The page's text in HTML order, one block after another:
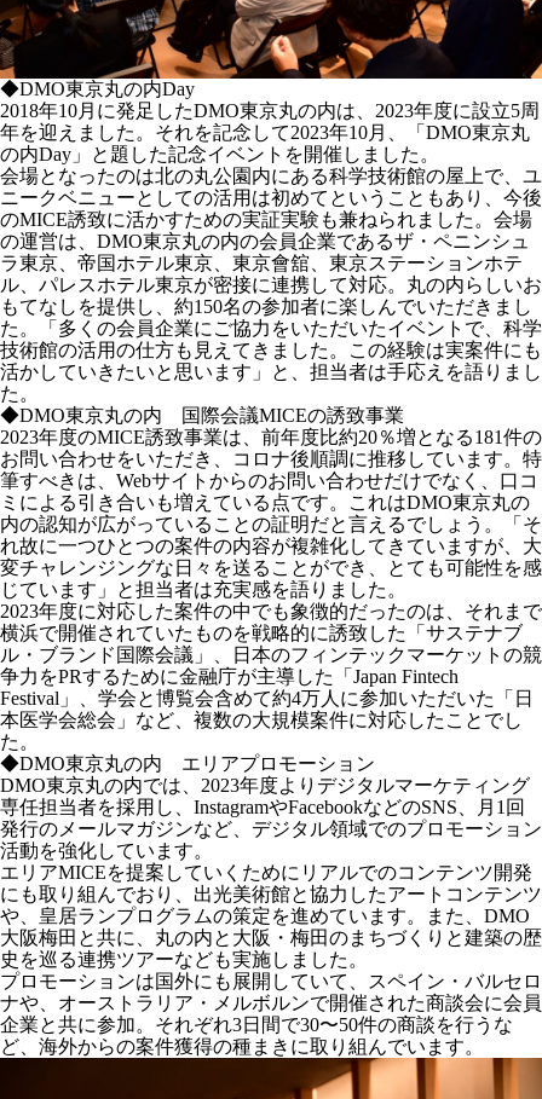
◆DMO東京丸の内Day
2018年10月に発足したDMO東京丸の内は、2023年度に設立5周
年を迎えました。それを記念して2023年10月、「DMO東京丸
の内Day」と題した記念イベントを開催しました。
会場となったのは北の丸公園内にある科学技術館の屋上で、ユ
ニークベニューとしての活用は初めてということもあり、今後
のMICE誘致に活かすための実証実験も兼ねられました。会場
の運営は、DMO東京丸の内の会員企業であるザ・ペニンシュ
ラ東京、帝国ホテル東京、東京會舘、東京ステーションホテ
ル、パレスホテル東京が密接に連携して対応。丸の内らしいお
もてなしを提供し、約150名の参加者に楽しんでいただきまし
た。「多くの会員企業にご協力をいただいたイベントで、科学
技術館の活用の仕方も見えてきました。この経験は実案件にも
活かしていきたいと思います」と、担当者は手応えを語りまし
た。
◆DMO東京丸の内 国際会議MICEの誘致事業
2023年度のMICE誘致事業は、前年度比約20％増となる181件の
お問い合わせをいただき、コロナ後順調に推移しています。特
筆すべきは、Webサイトからのお問い合わせだけでなく、口コ
ミによる引き合いも増えている点です。これはDMO東京丸の
内の認知が広がっていることの証明だと言えるでしょう。「そ
れ故に一つひとつの案件の内容が複雑化してきていますが、大
変チャレンジングな日々を送ることができ、とても可能性を感
じています」と担当者は充実感を語りました。
2023年度に対応した案件の中でも象徴的だったのは、それまで
横浜で開催されていたものを戦略的に誘致した「サステナブ
ル・ブランド国際会議」、日本のフィンテックマーケットの競
争力をPRするために金融庁が主導した「Japan Fintech
Festival」、学会と博覧会含めて約4万人に参加いただいた「日
本医学会総会」など、複数の大規模案件に対応したことでし
た。
◆DMO東京丸の内 エリアプロモーション
DMO東京丸の内では、2023年度よりデジタルマーケティング
専任担当者を採用し、InstagramやFacebookなどのSNS、月1回
発行のメールマガジンなど、デジタル領域でのプロモーション
活動を強化しています。
エリアMICEを提案していくためにリアルでのコンテンツ開発
にも取り組んでおり、出光美術館と協力したアートコンテンツ
や、皇居ランプログラムの策定を進めています。また、DMO
大阪梅田と共に、丸の内と大阪・梅田のまちづくりと建築の歴
史を巡る連携ツアーなども実施しました。
プロモーションは国外にも展開していて、スペイン・バルセロ
ナや、オーストラリア・メルボルンで開催された商談会に会員
企業と共に参加。それぞれ3日間で30〜50件の商談を行うな
ど、海外からの案件獲得の種まきに取り組んでいます。